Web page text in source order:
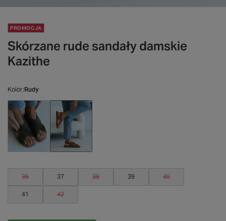
PROMOCJA
Skórzane rude sandały damskie
Kazithe
Kolor Rudy
36 37 38 39 40
41 42